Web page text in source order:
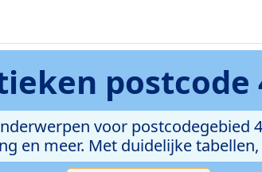
postcode
voor postcodegebied
en meer. Met duidelijke